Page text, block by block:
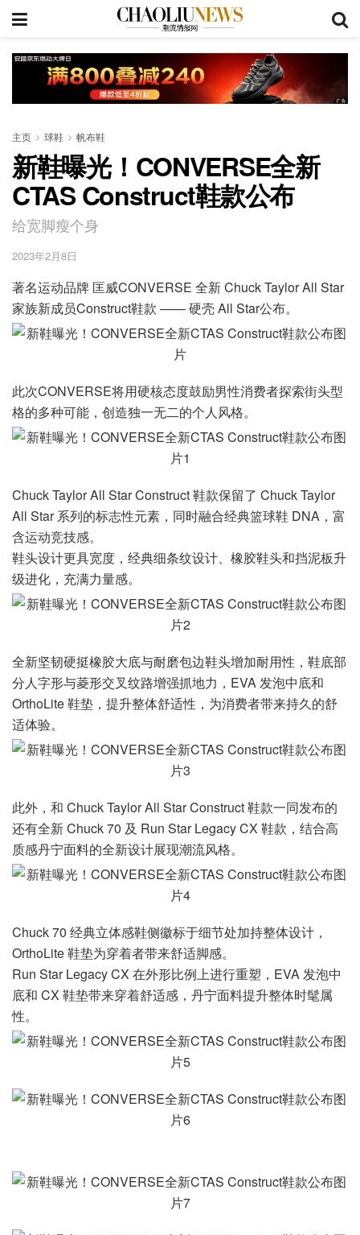
主页 球鞋 帆布鞋
新鞋曝光！CONVERSE全新
CTAS Construct鞋款公布
给宽脚瘦个身
2023年2月8日
著名运动品牌 匡威CONVERSE 全新 Chuck Taylor All Star
家族新成员Construct鞋款 —— 硬壳 All Star公布。
此次CONVERSE将用硬核态度鼓励男性消费者探索街头型
格的多种可能，创造独一无二的个人风格。
Chuck Taylor All Star Construct 鞋款保留了 Chuck Taylor
All Star 系列的标志性元素，同时融合经典篮球鞋 DNA，富
含运动竞技感。
鞋头设计更具宽度，经典细条纹设计、橡胶鞋头和挡泥板升
级进化，充满力量感。
全新坚韧硬挺橡胶大底与耐磨包边鞋头增加耐用性，鞋底部
分人字形与菱形交叉纹路增强抓地力，EVA 发泡中底和
OrthoLite 鞋垫，提升整体舒适性，为消费者带来持久的舒
适体验。
此外，和 Chuck Taylor All Star Construct 鞋款一同发布的
还有全新 Chuck 70 及 Run Star Legacy CX 鞋款，结合高
质感丹宁面料的全新设计展现潮流风格。
Chuck 70 经典立体感鞋侧徽标于细节处加持整体设计，
OrthoLite 鞋垫为穿着者带来舒适脚感。
Run Star Legacy CX 在外形比例上进行重塑，EVA 发泡中
底和 CX 鞋垫带来穿着舒适感，丹宁面料提升整体时髦属
性。